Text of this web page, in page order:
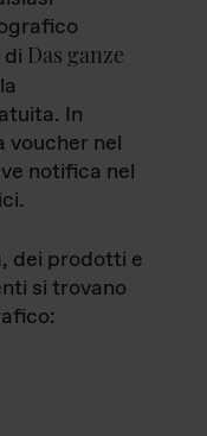
Das ganze
In
voucher nel
notifica nel
, dei prodotti e
si trovano